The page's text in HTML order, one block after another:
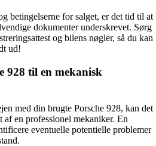
betingelserne for salget, er det tid til at
dokumenter underskrevet. Sørg
og bilens nøgler, så du kan
ud!
928 til en mekanisk
med din brugte Porsche 928, kan det
en professionel mekaniker. En
eventuelle potentielle problemer